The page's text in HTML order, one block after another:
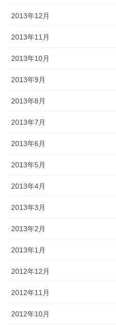
2013年12月
2013年11月
2013年10月
2013年9月
2013年8月
2013年7月
2013年6月
2013年5月
2013年4月
2013年3月
2013年2月
2013年1月
2012年12月
2012年11月
2012年10月